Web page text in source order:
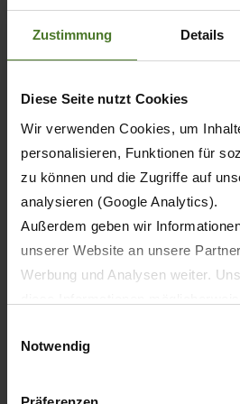
Zustimmung Details
Diese Seite nutzt Cookies
Wir verwenden Cookies, um
personalisieren, Funktionen für
zu können und die Zugriffe auf
analysieren (Google Analytics).
Außerdem geben wir
unserer Website an unsere
Werbung und Analysen weiter.
sie im Rahmen Ihrer Nutzung der
Wir setzen im Rahmen des
Notwendig
04.09.2025
AGRITECHNICA